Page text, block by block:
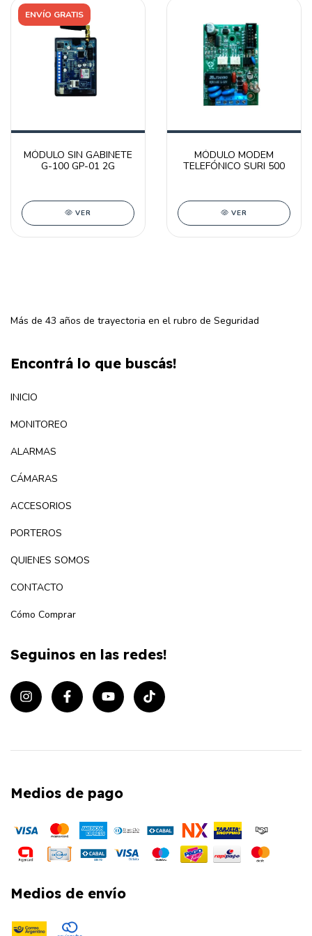
ENVÍO GRATIS
MÓDULO SIN GABINETE
G-100 GP-01 2G
VER
MÓDULO MODEM
TELEFÓNICO SURI 500
VER
Más de 43 años de trayectoria en el rubro de Seguridad
Encontrá lo que buscás!
INICIO
MONITOREO
ALARMAS
CÁMARAS
ACCESORIOS
PORTEROS
QUIENES SOMOS
CONTACTO
Cómo Comprar
Seguinos en las redes!
Medios de pago
Medios de envío